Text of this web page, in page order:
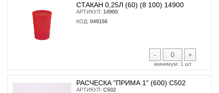
СТАКАН 0,25Л (60) (8 100) 14900
АРТИКУЛ: 14900
КОД: 049156
- +
минимум: 1 шт
РАСЧЕСКА "ПРИМА 1" (600) С502
АРТИКУЛ: С502